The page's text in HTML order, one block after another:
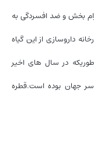
بخش و ضد افسردگی به
داروسازی از این گیاه
طوریکه در سال های اخیر
جهان بوده است.قطره